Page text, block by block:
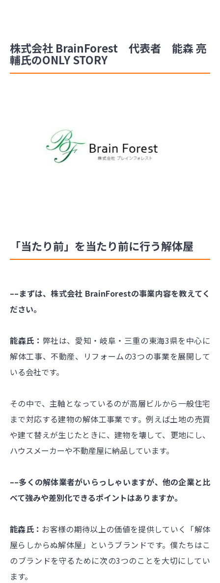
株式会社 BrainForest 代表者 能森 亮
輔氏のONLY STORY
「当たり前」を当たり前に行う解体屋
––まずは、株式会社 BrainForestの事業内容を教えてく
ださい。
能森氏： 弊社は、愛知・岐阜・三重の東海3県を中心に
解体工事、不動産、リフォームの3つの事業を展開して
いる会社です。
その中で、主軸となっているのが高層ビルから一般住宅
まで対応する建物の解体工事業です。例えば土地の売買
や建て替えが生じたときに、建物を壊して、更地にし、
ハウスメーカーや不動産屋に納品しています。
––多くの解体業者がいらっしゃいますが、他の企業と比
べて強みや差別化できるポイントはありますか。
能森氏： お客様の期待以上の価値を提供していく「解体
屋らしからぬ解体屋」というブランドです。僕たちはこ
のブランドを守るために次の3つのことを大切にしてい
ます。